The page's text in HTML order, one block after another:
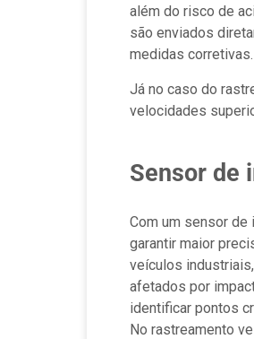
além do risco de
são enviados
medidas corretivas.
Já no caso do
velocidades
Sensor de
Com um sensor
garantir maior
veículos
afetados por
identificar pontos
No rastreamento